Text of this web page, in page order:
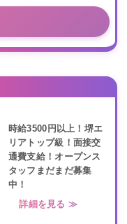
時給3500円以上！堺エ
リアトップ級！面接交
通費支給！オープンス
タッフまだまだ募集
中！
詳細を見る ≫